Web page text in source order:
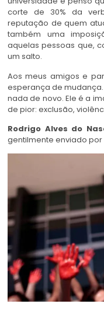
corte de 30% da
reputação de quem
também uma
aquelas pessoas que,
um salto.
Aos meus amigos e
esperança de
nada de novo. Ele é a
de pior: exclusão,
Rodrigo Alves do
gentilmente enviado